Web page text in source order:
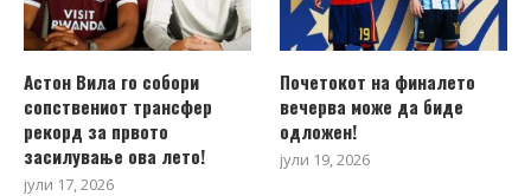
Астон Вила го собори
сопствениот трансфер
рекорд за првото
засилување ова лето!
јули 17, 2026
Почетокот на финалето
вечерва може да биде
одложен!
јули 19, 2026